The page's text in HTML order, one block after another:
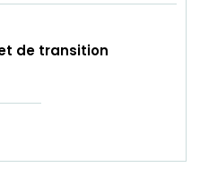
de transition